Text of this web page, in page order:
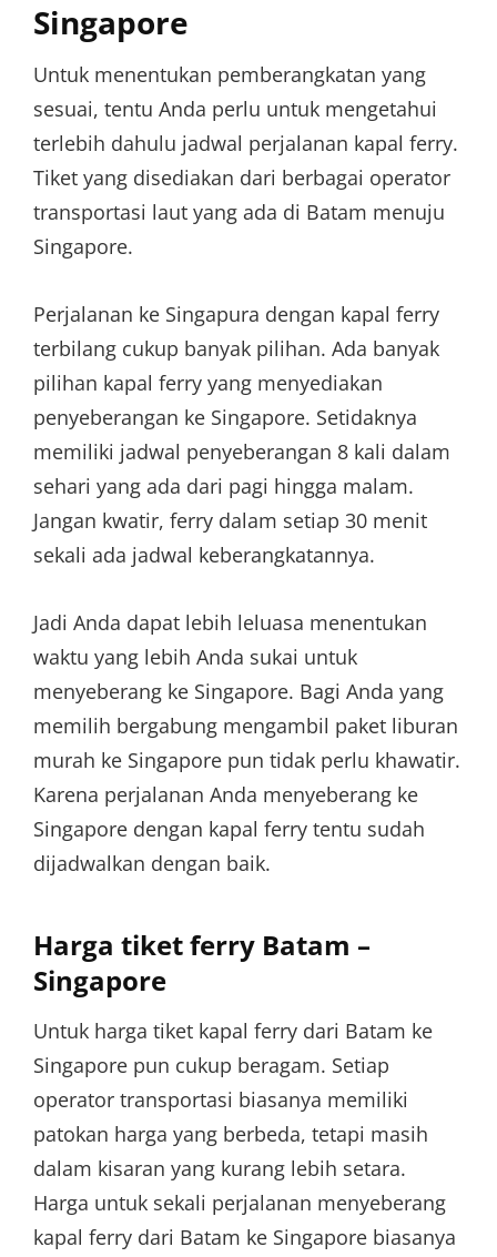
Singapore
Untuk menentukan pemberangkatan yang
sesuai, tentu Anda perlu untuk mengetahui
terlebih dahulu jadwal perjalanan kapal ferry.
Tiket yang disediakan dari berbagai operator
transportasi laut yang ada di Batam menuju
Singapore.
Perjalanan ke Singapura dengan kapal ferry
terbilang cukup banyak pilihan. Ada banyak
pilihan kapal ferry yang menyediakan
penyeberangan ke Singapore. Setidaknya
memiliki jadwal penyeberangan 8 kali dalam
sehari yang ada dari pagi hingga malam.
Jangan kwatir, ferry dalam setiap 30 menit
sekali ada jadwal keberangkatannya.
Jadi Anda dapat lebih leluasa menentukan
waktu yang lebih Anda sukai untuk
menyeberang ke Singapore. Bagi Anda yang
memilih bergabung mengambil paket liburan
murah ke Singapore pun tidak perlu khawatir.
Karena perjalanan Anda menyeberang ke
Singapore dengan kapal ferry tentu sudah
dijadwalkan dengan baik.
Harga tiket ferry Batam –
Singapore
Untuk harga tiket kapal ferry dari Batam ke
Singapore pun cukup beragam. Setiap
operator transportasi biasanya memiliki
patokan harga yang berbeda, tetapi masih
dalam kisaran yang kurang lebih setara.
Harga untuk sekali perjalanan menyeberang
kapal ferry dari Batam ke Singapore biasanya